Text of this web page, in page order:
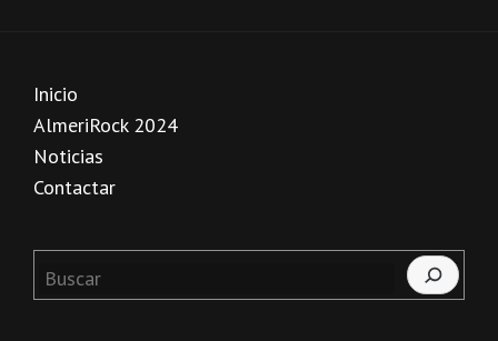
Inicio
AlmeriRock 2024
Noticias
Contactar